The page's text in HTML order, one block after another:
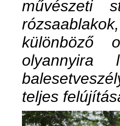
művészeti
különböző
teljes